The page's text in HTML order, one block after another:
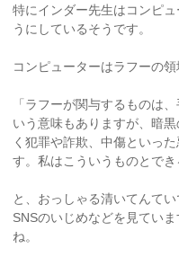
特にインダー先生はコンピ
うにしているそうです。
コンピューターはラフーの領
「ラフーが関与するものは
いう意味もありますが、暗
く犯罪や詐欺、中傷といっ
す。私はこういうものとで
と、おっしゃる清いてんて
SNSのいじめなどを見てい
ね。